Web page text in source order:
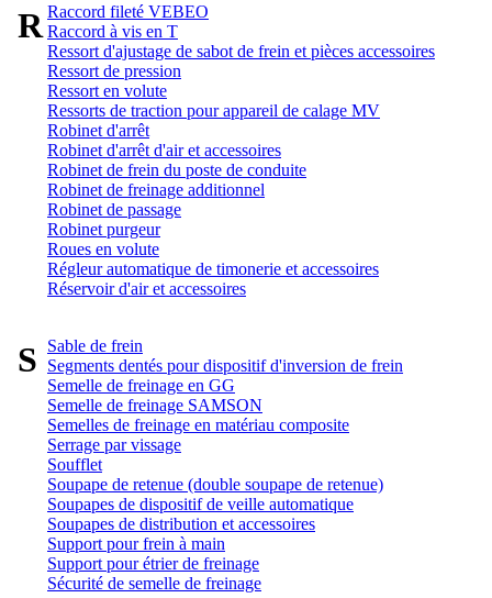
RRaccord fileté VEBEO
Raccord à vis en T
Ressort d'ajustage de sabot de frein et pièces accessoires
Ressort de pression
Ressort en volute
Ressorts de traction pour appareil de calage MV
Robinet d'arrêt
Robinet d'arrêt d'air et accessoires
Robinet de frein du poste de conduite
Robinet de freinage additionnel
Robinet de passage
Robinet purgeur
Roues en volute
Régleur automatique de timonerie et accessoires
Réservoir d'air et accessoires
S
Sable de frein
Segments dentés pour dispositif d'inversion de frein
Semelle de freinage en GG
Semelle de freinage SAMSON
Semelles de freinage en matériau composite
Serrage par vissage
Soufflet
Soupape de retenue (double soupape de retenue)
Soupapes de dispositif de veille automatique
Soupapes de distribution et accessoires
Support pour frein à main
Support pour étrier de freinage
Sécurité de semelle de freinage